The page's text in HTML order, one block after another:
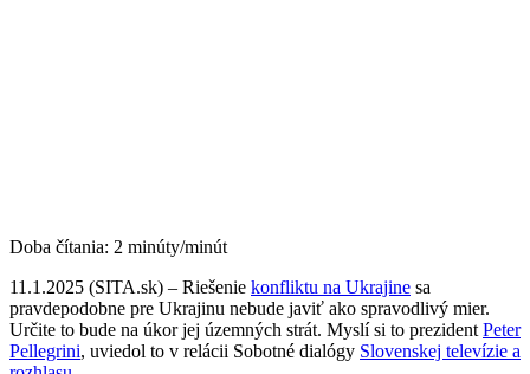
Doba čítania: 2 minúty/minút
11.1.2025 (SITA.sk) – Riešenie konfliktu na Ukrajine sa
pravdepodobne pre Ukrajinu nebude javiť ako spravodlivý mier.
Určite to bude na úkor jej územných strát. Myslí si to prezident Peter
Pellegrini, uviedol to v relácii Sobotné dialógy Slovenskej televízie a